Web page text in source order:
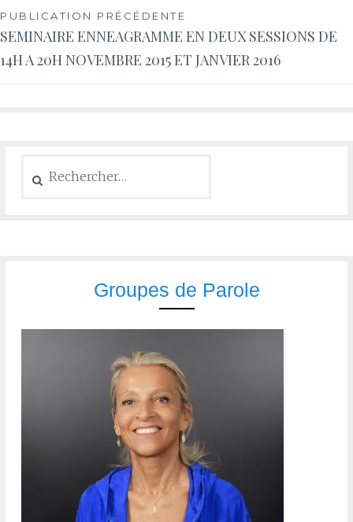
PUBLICATION PRÉCÉDENTE
SEMINAIRE ENNEAGRAMME EN DEUX SESSIONS DE
14H A 20H NOVEMBRE 2015 ET JANVIER 2016
Groupes de Parole